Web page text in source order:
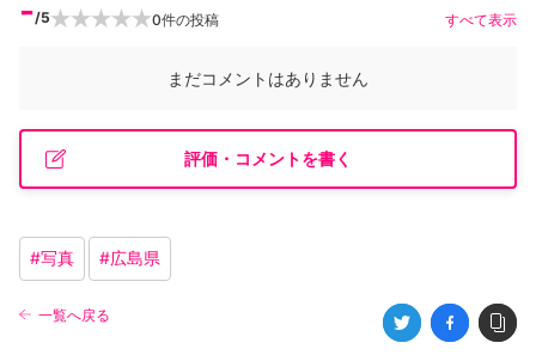
-/5 0件の投稿 すべて表示
まだコメントはありません
評価・コメントを書く
#写真 #広島県
一覧へ戻る